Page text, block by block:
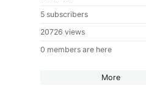
5 subscribers
20726 views
0 members are here
More